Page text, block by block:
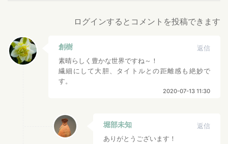
ログインするとコメントを投稿できます
創樹
返信
素晴らしく豊かな世界ですね～！
繊細にして大胆、タイトルとの距離感も絶妙で
す。
2020-07-13 11:30
堀部未知
返信
ありがとうございます！